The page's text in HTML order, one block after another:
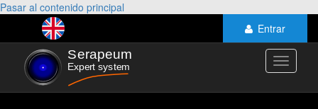
Pasar al contenido principal
Entrar
Toggle